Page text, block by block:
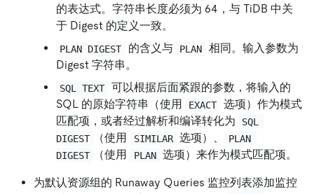
的表达式。字符串长度必须为 64，与 TiDB 中关
于 Digest 的定义一致。
PLAN DIGEST 的含义与 PLAN
相同。输入参数为
Digest 字符串。
SQL TEXT 可以根据后面紧跟的参数，将输入的
SQL 的原始字符串（使用
EXACT 选项）作为模式
匹配项，或者经过解析和编译转化为
SQL
DIGEST
（使用 SIMILAR 选项）、
PLAN
DIGEST
（使用 PLAN 选项）来作为模式匹配项。
为默认资源组的 Runaway Queries 监控列表添加监控